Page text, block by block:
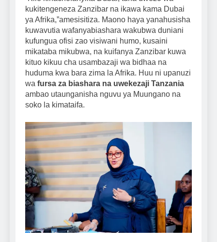
kukitengeneza Zanzibar na ikawa kama Dubai
ya Afrika,”amesisitiza. Maono haya yanahusisha
kuwavutia wafanyabiashara wakubwa duniani
kufungua ofisi zao visiwani humo, kusaini
mikataba mikubwa, na kuifanya Zanzibar kuwa
kituo kikuu cha usambazaji wa bidhaa na
huduma kwa bara zima la Afrika. Huu ni upanuzi
wa fursa za biashara na uwekezaji Tanzania
ambao utaunganisha nguvu ya Muungano na
soko la kimataifa.